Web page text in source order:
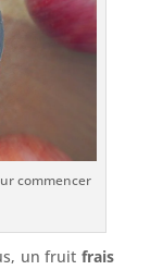
commencer
un fruitfrais